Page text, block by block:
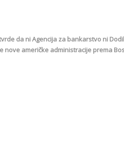
da ni Agencija za bankarstvo ni
nove američke administracije prema